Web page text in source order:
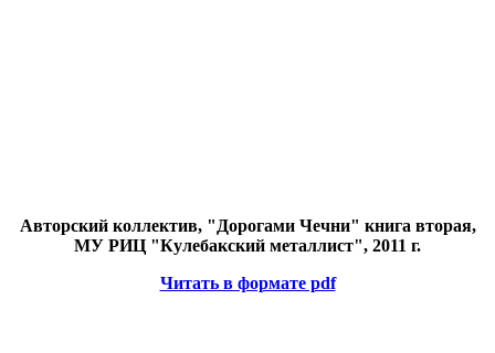
Авторский коллектив, "Дорогами Чечни" книга вторая,
МУ РИЦ "Кулебакский металлист", 2011 г.
Читать в формате pdf